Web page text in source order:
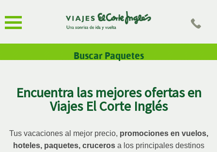
Buscar Paquetes
Encuentra las mejores ofertas en
Viajes El Corte Inglés
Tus vacaciones al mejor precio, promociones en vuelos,
hoteles, paquetes, crucerosa los principales destinos